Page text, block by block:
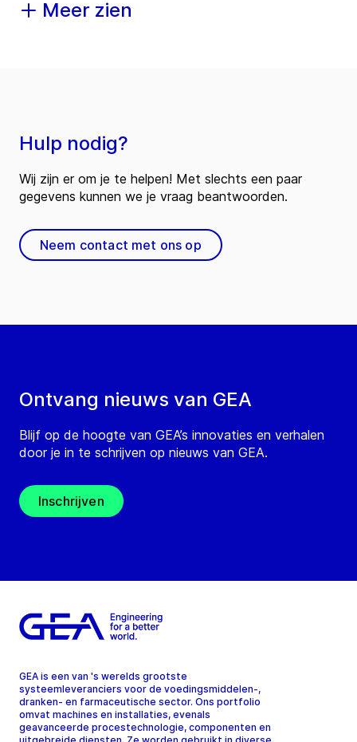
Meer zien
Ontvang nieuws van GEA
Blijf op de hoogte van GEA’s innovaties en verhalen
door je in te schrijven op nieuws van GEA.
Inschrijven
Hulp nodig?
Wij zijn er om je te helpen! Met slechts een paar
gegevens kunnen we je vraag beantwoorden.
Neem contact met ons op
GEA is een van 's werelds grootste
systeemleveranciers voor de voedingsmiddelen-,
dranken- en farmaceutische sector. Ons portfolio
omvat machines en installaties, evenals
geavanceerde procestechnologie, componenten en